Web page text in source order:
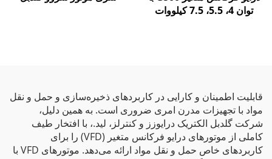
توان 4، 5.5، 7.5 کیلووات
قابلیت اطمینان و کارایی در کاربردهای ذخیره‌سازی و حمل و نقل
مواد با تجهیزات مدرن امری ضروری است. به همین دلیل،
شرکت گلدبل الکتریک درایوزز و کنترلز، لید.، با افتخار طیف
کاملی از موتورهای درایو فرکانس متغیر (VFD) را برای
کاربردهای خاص حمل و نقل مواد ارائه می‌دهد. موتورهای VFD با